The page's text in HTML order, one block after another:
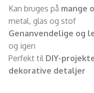
Kan bruges på mange
metal, glas og stof
Genanvendelige og
og igen
Perfekt til DIY-
dekorative detaljer